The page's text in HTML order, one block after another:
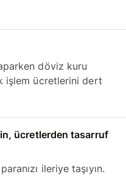
döviz kuru
işlem ücretlerini dert
ücretlerden tasarruf
ileriye taşıyın.